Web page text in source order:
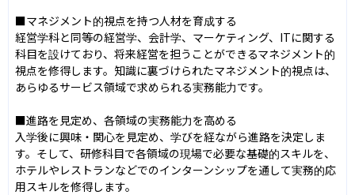
■マネジメント的視点を持つ人材を育成する
経営学科と同等の経営学、会計学、マーケティング、ITに関する
科目を設けており、将来経営を担うことができるマネジメント的
視点を修得します。知識に裏づけられたマネジメント的視点は、
あらゆるサービス領域で求められる実務能力です。
■進路を見定め、各領域の実務能力を高める
入学後に興味・関心を見定め、学びを経ながら進路を決定しま
す。そして、研修科目で各領域の現場で必要な基礎的スキルを、
ホテルやレストランなどでのインターンシップを通して実務的応
用スキルを修得します。